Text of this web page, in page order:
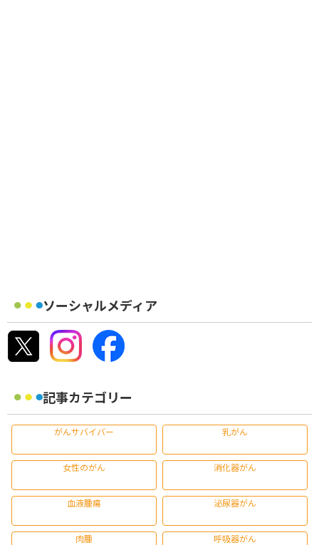
ソーシャルメディア
記事カテゴリー
がんサバイバー 乳がん
女性のがん 消化器がん
血液腫瘍 泌尿器がん
肉腫 呼吸器がん